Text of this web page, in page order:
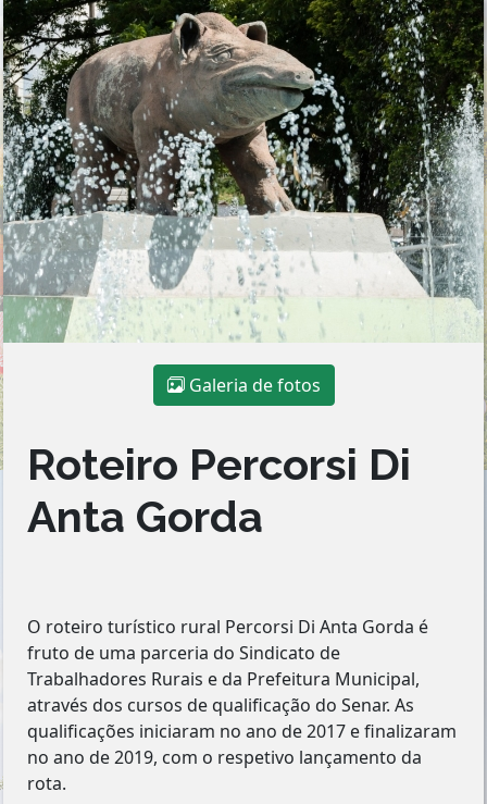
Galeria de fotos
Roteiro Percorsi Di
Anta Gorda
O roteiro turístico rural Percorsi Di Anta Gorda é
fruto de uma parceria do Sindicato de
Trabalhadores Rurais e da Prefeitura Municipal,
através dos cursos de qualificação do Senar. As
qualificações iniciaram no ano de 2017 e finalizaram
no ano de 2019, com o respetivo lançamento da
rota.